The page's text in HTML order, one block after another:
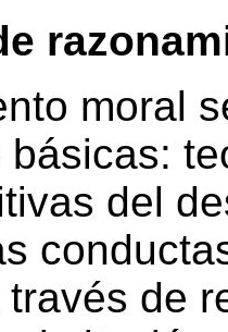
moral
básicas:
del
de